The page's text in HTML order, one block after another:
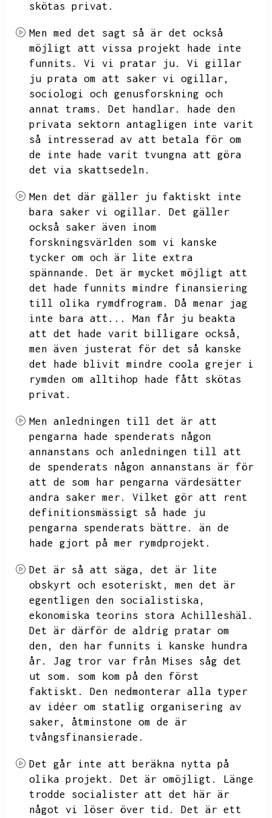
skötas privat.
Men med det sagt så är det också
möjligt att vissa projekt hade inte
funnits.
Vi vi pratar ju.
Vi gillar
ju prata om att saker vi ogillar,
sociologi och genusforskning och
annat trams.
Det handlar.
hade den
privata sektorn antagligen inte varit
så intresserad av att betala för om
de inte hade varit tvungna att göra
det via skattsedeln.
Men det där gäller ju faktiskt inte
bara saker vi ogillar.
Det gäller
också saker även inom
forskningsvärlden som vi kanske
tycker om och är lite extra
spännande.
Det är mycket möjligt att
det hade funnits mindre finansiering
till olika rymdfrogram.
Då menar jag
inte bara att...
Man får ju beakta
att det hade varit billigare också,
men även justerat för det så kanske
det hade blivit mindre coola grejer i
rymden om alltihop hade fått skötas
privat.
Men anledningen till det är att
pengarna hade spenderats någon
annanstans och anledningen till att
de spenderats någon annanstans är för
att de som har pengarna värdesätter
andra saker mer.
Vilket gör att rent
definitionsmässigt så hade ju
pengarna spenderats bättre.
än de
hade gjort på mer rymdprojekt.
Det är så att säga,
det är lite
obskyrt och esoteriskt,
men det är
egentligen den socialistiska,
ekonomiska teorins stora Achilleshäl.
Det är därför de aldrig pratar om
den,
den har funnits i kanske hundra
år.
Jag tror var från Mises såg det
ut som.
som kom på den först
faktiskt.
Den nedmonterar alla typer
av idéer om statlig organisering av
saker,
åtminstone om de är
tvångsfinansierade.
Det går inte att beräkna nytta på
olika projekt.
Det är omöjligt.
Länge
trodde socialister att det här är
något vi löser över tid.
Det är ett